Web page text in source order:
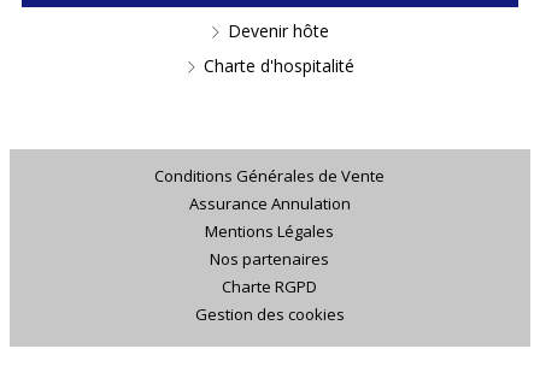
Devenir hôte
Charte d'hospitalité
Conditions Générales de Vente
Assurance Annulation
Mentions Légales
Nos partenaires
Charte RGPD
Gestion des cookies